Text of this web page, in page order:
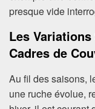
presque vide
Les
Cadres de
Au fil des saisons,
une ruche évolue,